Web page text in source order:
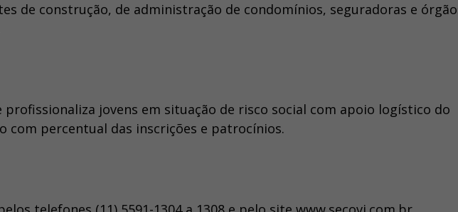
de construção, de administração de condomínios, seguradoras e
jovens em situação de risco social com apoio logístico do
com percentual das inscrições e patrocínios.